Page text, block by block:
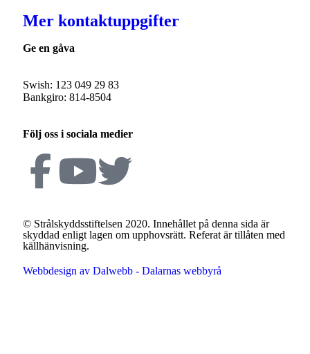
Mer kontaktuppgifter
Ge en gåva
Swish: 123 049 29 83
Bankgiro: 814-8504
Följ oss i sociala medier
© Strålskyddsstiftelsen 2020. Innehållet på denna sida är
skyddad enligt lagen om upphovsrätt. Referat är tillåten med
källhänvisning.
Webbdesign av Dalwebb - Dalarnas webbyrå